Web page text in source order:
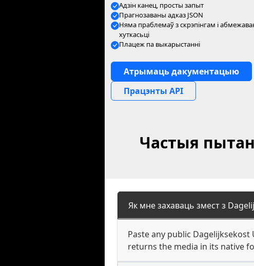
Адзін канец, просты запыт
Прагнозаваны адказ JSON
Няма праблемаў з скрэпінгам і
хуткасьці
Плацеж па выкарыстанні
Атрымаць дакументацыю
Працэнты API
Частыя
Як мне захаваць змест з
Paste any public
returns the media in its native